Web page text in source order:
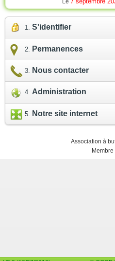
Le
S'identifier
Permanences
Nous contacter
Administration
Notre site internet
Association à
Membre